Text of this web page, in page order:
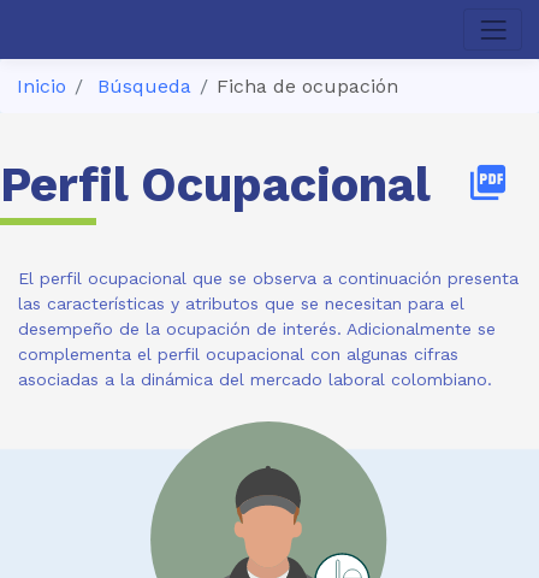
Inicio Búsqueda Ficha de ocupación
Perfil Ocupacional picture_as_pdf
El perfil ocupacional que se observa a continuación presenta
las características y atributos que se necesitan para el
desempeño de la ocupación de interés. Adicionalmente se
complementa el perfil ocupacional con algunas cifras
asociadas a la dinámica del mercado laboral colombiano.